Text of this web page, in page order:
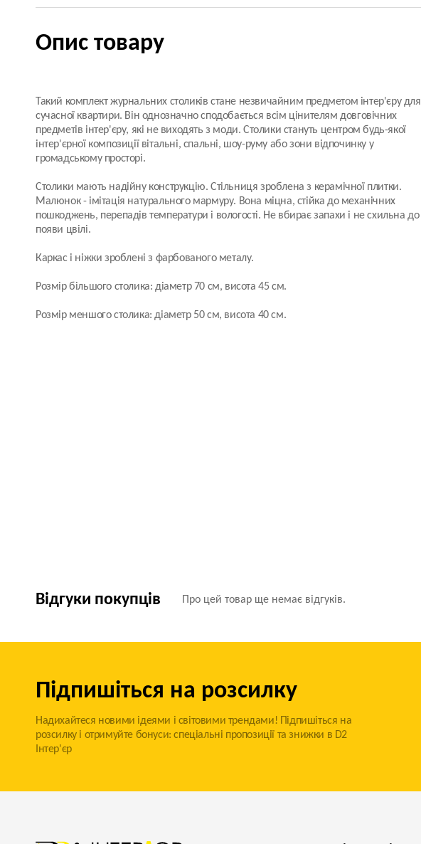
Опис товару
Такий комплект журнальних столиків стане незвичайним предметом інтер'єру для
сучасної квартири. Він однозначно сподобається всім цінителям довговічних
предметів інтер'єру, які не виходять з моди. Столики стануть центром будь-якої
інтер'єрної композиції вітальні, спальні, шоу-руму або зони відпочинку у
громадському просторі.
Столики мають надійну конструкцію. Стільниця зроблена з керамічної плитки.
Малюнок - імітація натурального мармуру. Вона міцна, стійка до механічних
пошкоджень, перепадів температури і вологості. Не вбирає запахи і не схильна до
появи цвілі.
Каркас і ніжки зроблені з фарбованого металу.
Розмір більшого столика: діаметр 70 см, висота 45 см.
Розмір меншого столика: діаметр 50 см, висота 40 см.
Відгуки покупців Про цей товар ще немає відгуків.
Підпишіться на розсилку
Надихайтеся новими ідеями і світовими трендами! Підпишіться на
розсилку і отримуйте бонуси: спеціальні пропозиції та знижки в D2
Інтер'єр